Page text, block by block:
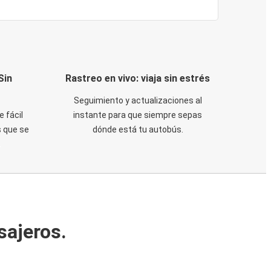
fácil
se
Rastreo en vivo: viaja sin estrés
Seguimiento y actualizaciones al
instante para que siempre sepas
dónde está tu autobús.